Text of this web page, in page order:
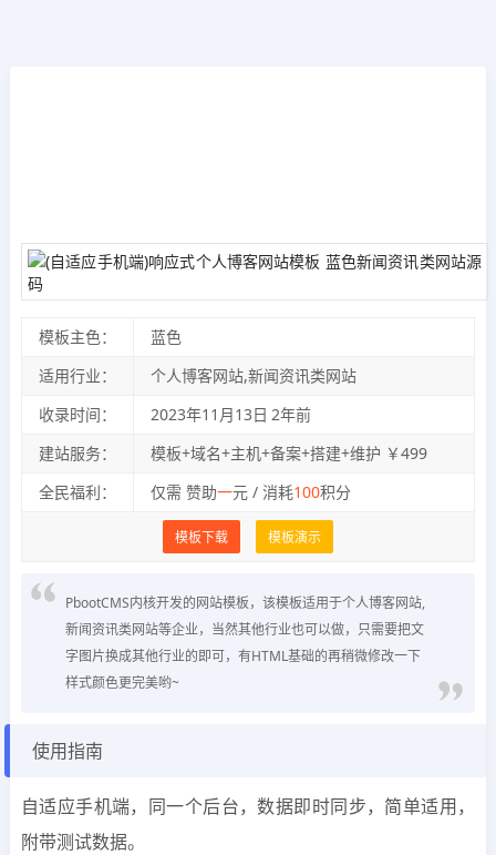
模板主色：
蓝色
适用行业：
个人博客网站,新闻资讯类网站
收录时间：
2023年11月13日 2年前
建站服务：
模板+域名+主机+备案+搭建+维护 ￥499
全民福利：
仅需 赞助一元 / 消耗100积分
模板下载 模板演示
PbootCMS内核开发的网站模板，该模板适用于个人博客网站,
新闻资讯类网站等企业，当然其他行业也可以做，只需要把文
字图片换成其他行业的即可，有HTML基础的再稍微修改一下
样式颜色更完美哟~
使用指南
自适应手机端，同一个后台，数据即时同步，简单适用，
附带测试数据。